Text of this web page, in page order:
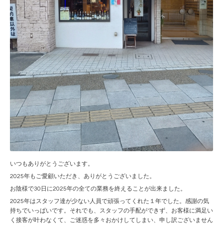
いつもありがとうございます。
2025年もご愛顧いただき、ありがとうございました。
お陰様で30日に2025年の全ての業務を終えることが出来ました。
2025年はスタッフ達が少ない人員で頑張ってくれた１年でした。感謝の気
持ちでいっぱいです。それでも、スタッフの手配ができず、お客様に満足い
く接客が叶わなくて、ご迷惑を多々おかけしてしまい、申し訳ございません